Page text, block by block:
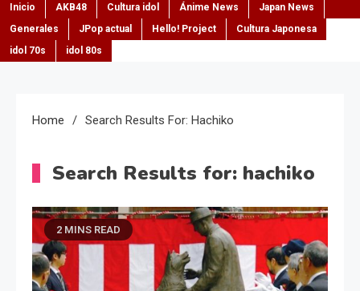
Inicio AKB48 Cultura idol Ánime News
Japan News
Generales
JPop actual Hello! Project
Cultura Japonesa
idol 70s
idol 80s
Home Search Results For: Hachiko
Search Results for: hachiko
2 MINS READ